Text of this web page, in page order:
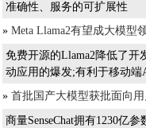
准确性、服务的可扩展性
» Meta Llama2有望成大模型
免费开源的Llama2降低了开
动应用的爆发;有利于移动
» 首批国产大模型获批面向
商量SenseChat拥有1230亿